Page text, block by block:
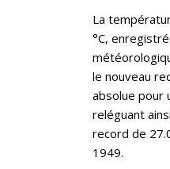
La
°C,
le nouveau
absolue pour
reléguant
record de
1949.